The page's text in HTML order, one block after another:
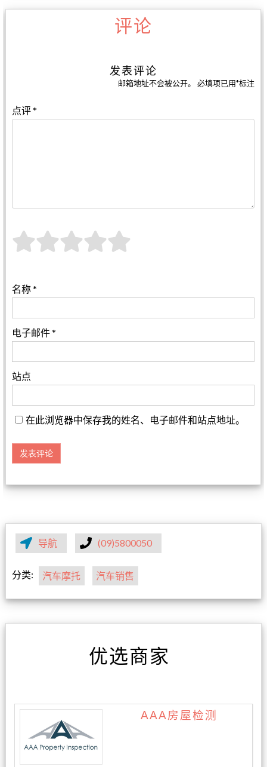
评论
发表评论
邮箱地址不会被公开。 必填项已用*标注
点评*
名称*
电子邮件*
站点
在此浏览器中保存我的姓名、电子邮件和站点地址。
导航 (09)5800050
分类: 汽车摩托 汽车销售
优选商家
AAA房屋检测